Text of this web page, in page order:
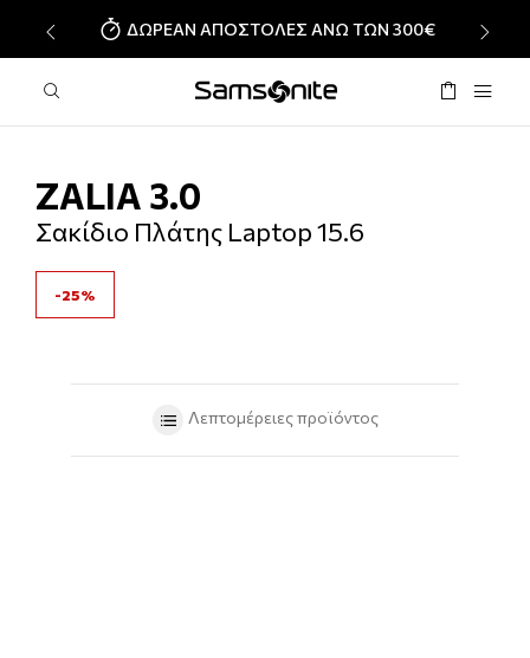
ΔΩΡΕΑΝ ΑΠΟΣΤΟΛΕΣ ΑΝΩ ΤΩΝ 300€
ZALIA 3.0
Σακίδιο Πλάτης Laptop 15.6
-25%
Λεπτομέρειες προϊόντος